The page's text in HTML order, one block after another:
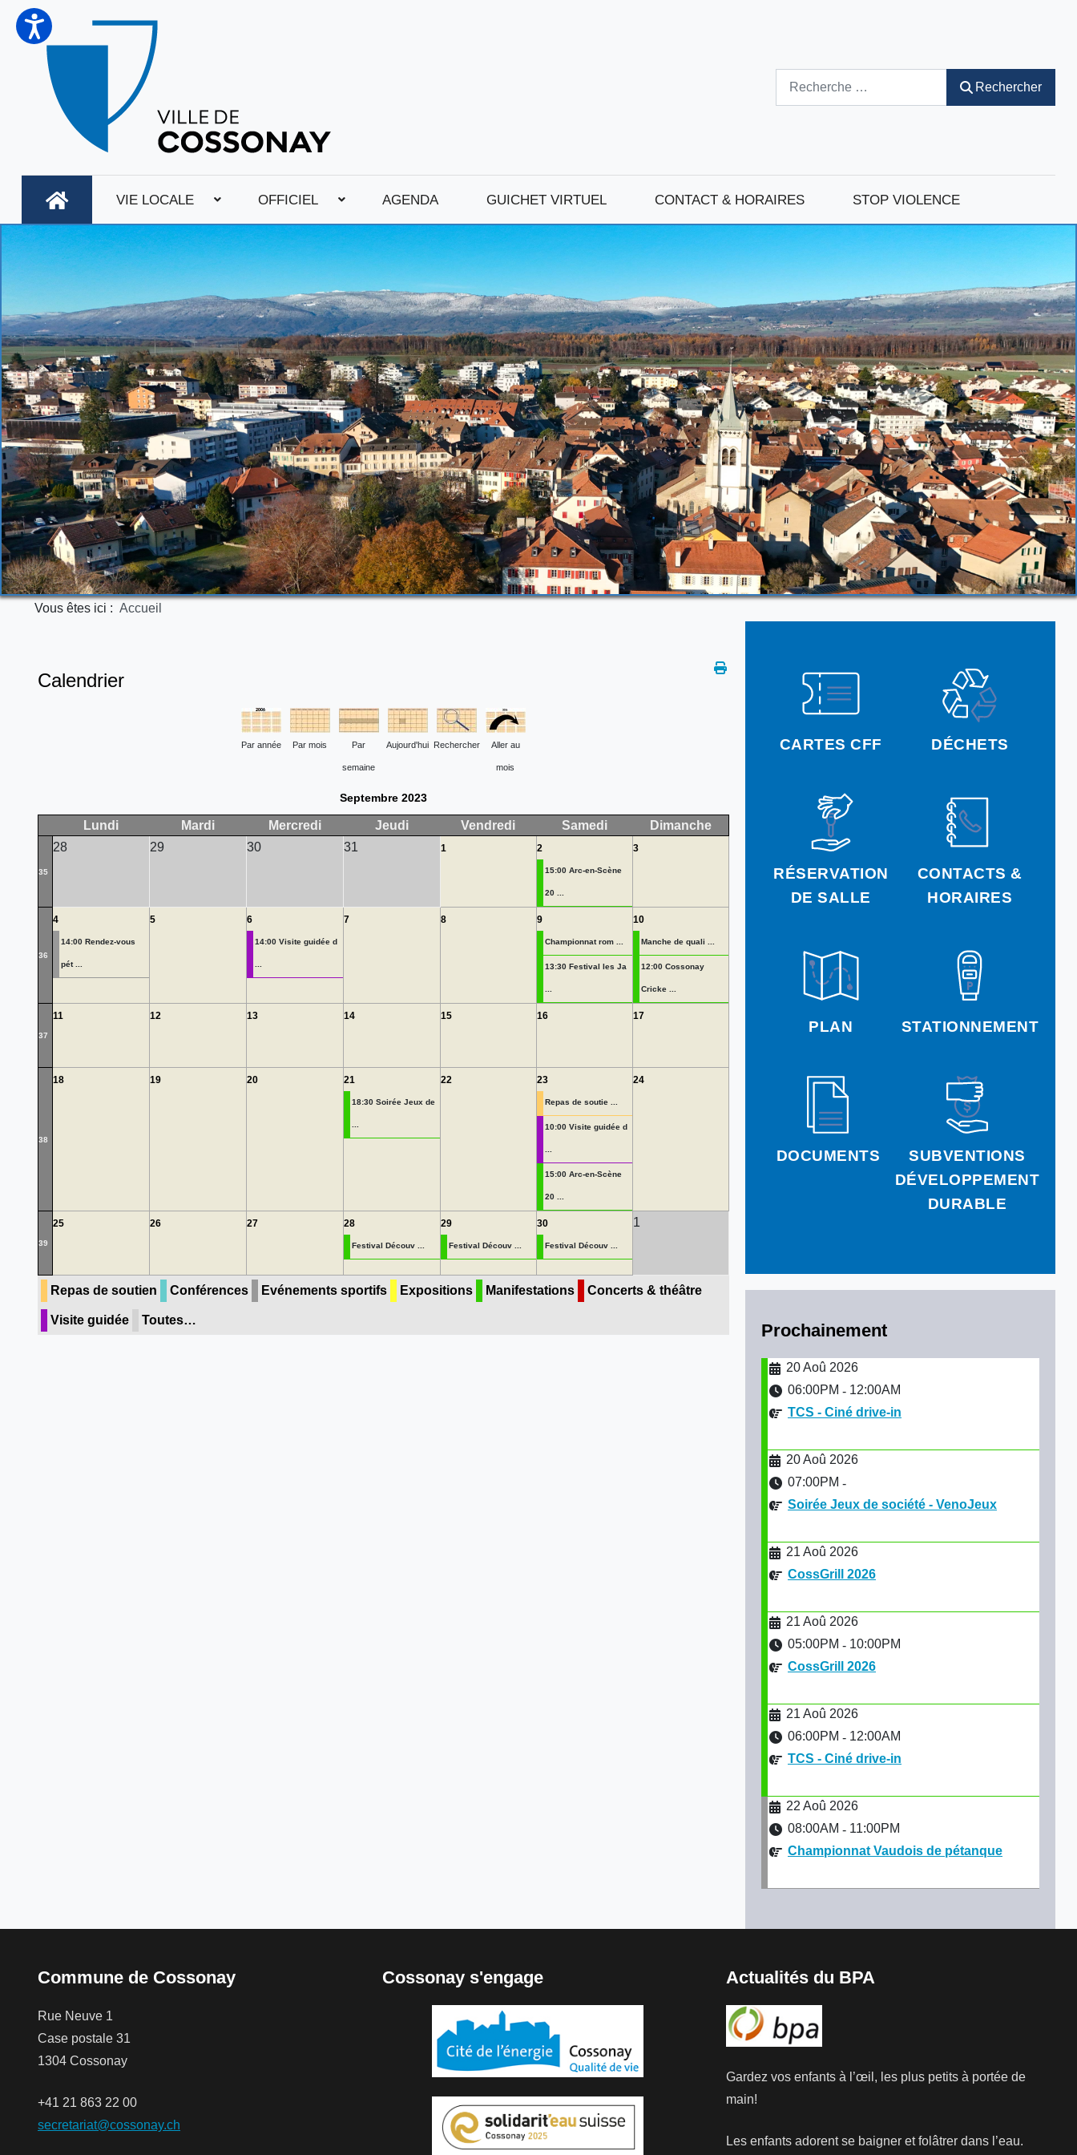
Rechercher
VIE LOCALE OFFICIEL AGENDA GUICHET VIRTUEL CONTACT & HORAIRES STOP VIOLENCE
Vous êtes ici : Accueil
CARTES CFF DÉCHETS
RÉSERVATION
DE SALLE
CONTACTS &
HORAIRES
PLAN STATIONNEMENT
DOCUMENTS
SUBVENTIONS
DÉVELOPPEMENT
DURABLE
Prochainement
20 Aoû 2026
06:00PM - 12:00AM
TCS - Ciné drive-in
20 Aoû 2026
07:00PM -
Soirée Jeux de société - VenoJeux
21 Aoû 2026
CossGrill 2026
21 Aoû 2026
05:00PM - 10:00PM
CossGrill 2026
21 Aoû 2026
06:00PM - 12:00AM
TCS - Ciné drive-in
22 Aoû 2026
08:00AM - 11:00PM
Championnat Vaudois de pétanque
Calendrier
Par année Par mois Par
semaine
Aujourd'hui Rechercher Aller au
mois
Septembre 2023
Lundi Mardi Mercredi Jeudi Vendredi Samedi Dimanche
35
28 29 30 31 1 2
15:00 Arc-en-Scène
20 ...
3
36
4
14:00 Rendez-vous
pét ...
5 6
14:00 Visite guidée d
7 8 9
Championnat rom ...
13:30 Festival les Ja
10
Manche de quali ...
12:00 Cossonay
Cricke ...
37
11 12 13 14 15 16 17
38
18 19 20 21
18:30 Soirée Jeux de
22 23
Repas de soutie ...
10:00 Visite guidée d
15:00 Arc-en-Scène
20 ...
24
39
25 26 27 28
Festival Découv ...
29
Festival Découv ...
30
Festival Découv ...
1
Repas de soutien Conférences Evénements sportifs Expositions Manifestations Concerts & théâtre
Visite guidée Toutes…
Commune de Cossonay
Rue Neuve 1
Case postale 31
1304 Cossonay
+41 21 863 22 00
secretariat@cossonay.ch
Cossonay s'engage Actualités du BPA
Gardez vos enfants à l’œil, les plus petits à portée de
main!
Les enfants adorent se baigner et folâtrer dans l’eau.